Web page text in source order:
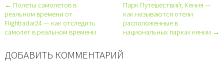
← Полеты самолетов в
реальном времени от
Flightradar24 — как отследить
самолет в реальном времени
Парк Путешествий; Кения —
как называются отели
расположенные в
национальных парках кении →
ДОБАВИТЬ КОММЕНТАРИЙ